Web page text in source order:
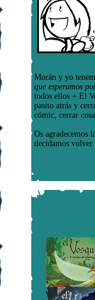
Morán y yo
que esperamos
todos ellos + El
pasito atrás y
cómic, cerrar
Os agradecemos
decidamos